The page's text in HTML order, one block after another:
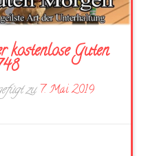
kostenlose Guten
zu7. Mai 2019